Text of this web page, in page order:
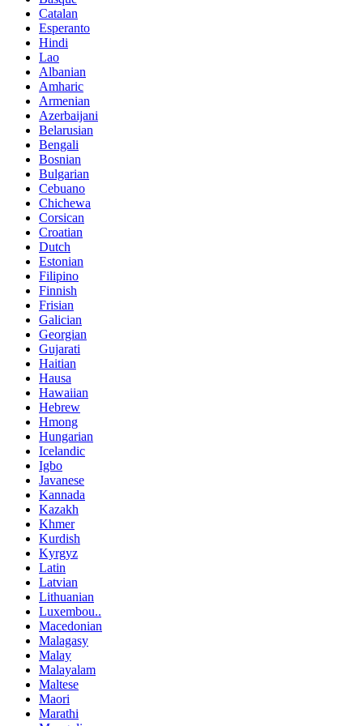
Catalan
Esperanto
Hindi
Lao
Albanian
Amharic
Armenian
Azerbaijani
Belarusian
Bengali
Bosnian
Bulgarian
Cebuano
Chichewa
Corsican
Croatian
Dutch
Estonian
Filipino
Finnish
Frisian
Galician
Georgian
Gujarati
Haitian
Hausa
Hawaiian
Hebrew
Hmong
Hungarian
Icelandic
Igbo
Javanese
Kannada
Kazakh
Khmer
Kurdish
Kyrgyz
Latin
Latvian
Lithuanian
Luxembou..
Macedonian
Malagasy
Malay
Malayalam
Maltese
Maori
Marathi